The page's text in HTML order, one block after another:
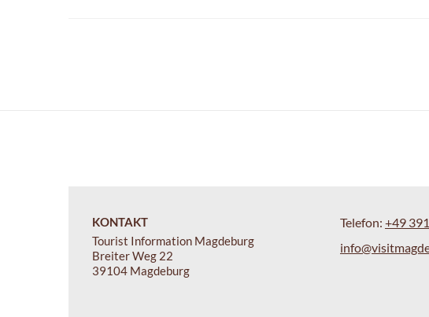
KONTAKT
Tourist Information Magdeburg
Breiter Weg 22
39104 Magdeburg
Telefon: +49